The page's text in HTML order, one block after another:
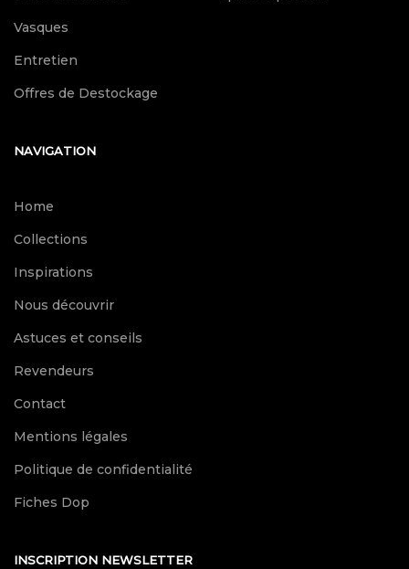
Vasques
Entretien
Offres de Destockage
NAVIGATION
Home
Collections
Inspirations
Nous découvrir
Astuces et conseils
Revendeurs
Contact
Mentions légales
Politique de confidentialité
Fiches Dop
INSCRIPTION NEWSLETTER